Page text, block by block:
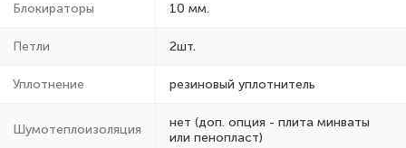
Блокираторы 10 мм.
Петли 2шт.
Уплотнение резиновый уплотнитель
Шумотеплоизоляция
нет (доп. опция - плита минваты
или пенопласт)